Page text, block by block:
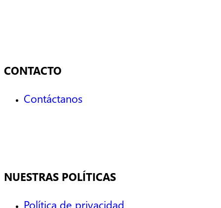
CONTACTO
Contáctanos
NUESTRAS POLÍTICAS
Política de privacidad